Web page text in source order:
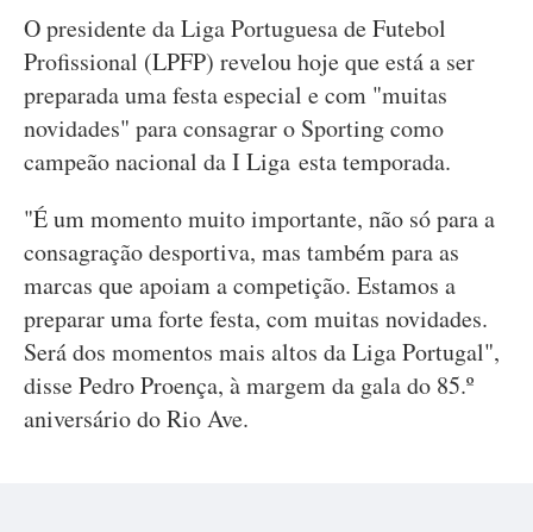
O presidente da Liga Portuguesa de Futebol
Profissional (LPFP) revelou hoje que está a ser
preparada uma festa especial e com "muitas
novidades" para consagrar o Sporting como
campeão nacional da I Liga esta temporada.
"É um momento muito importante, não só para a
consagração desportiva, mas também para as
marcas que apoiam a competição. Estamos a
preparar uma forte festa, com muitas novidades.
Será dos momentos mais altos da Liga Portugal",
disse Pedro Proença, à margem da gala do 85.º
aniversário do Rio Ave.